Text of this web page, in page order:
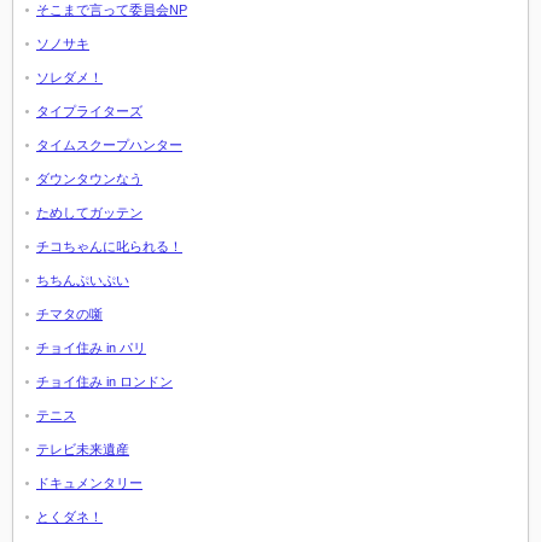
そこまで言って委員会NP
ソノサキ
ソレダメ！
タイプライターズ
タイムスクープハンター
ダウンタウンなう
ためしてガッテン
チコちゃんに叱られる！
ちちんぷいぷい
チマタの噺
チョイ住み in パリ
チョイ住み in ロンドン
テニス
テレビ未来遺産
ドキュメンタリー
とくダネ！